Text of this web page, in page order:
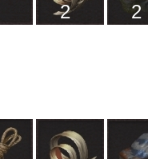
2 2